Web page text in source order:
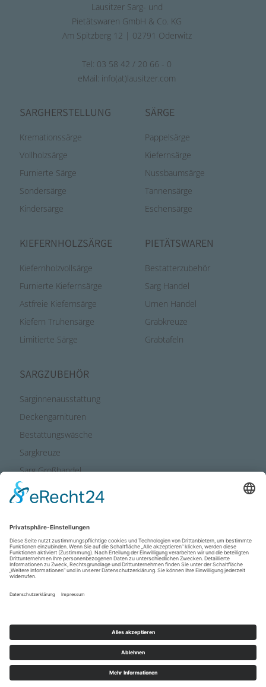
Lausitzer Sarg- und
Pietätswaren GmbH & Co. KG
Am Spitzberg 12 | 02791 Oderwitz
Tel: 03 58 42 / 20 66 - 0
eMail: info(at)lausitzer.com
SARGHERSTELLUNG
Kremationssärge
Vollholzsärge
Furnierte Särge
Sondersärge
Kindersärge
SÄRGE
Pappelsärge
Kiefernsärge
Nussbaumsärge
Tannensärge
Eschensärge
KIEFERNHOLZSÄRGE
Kiefernholzvollsärge
Furnierte Kiefernsärge
Astfreie Kiefernsärge
Kiefern Truhensärge
Limitierte Särge
PIETÄTSWAREN
Bestatterzubehör
Sarg Handel
Urnen Handel
Grabkreuze
Grabtafeln
SARGZUBEHÖR
Sarginnenausstattung
Deckengarnituren
Bestattungswäsche
Sargkreuze
Sarg Großhandel
Anfahrt
VERANSTALTUNGEN
IMPRESSUM
DOWNLOADS
aiu Bestatterkommunikation